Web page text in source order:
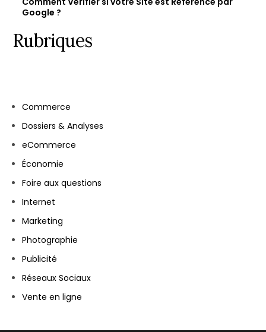
Google ?
Rubriques
Commerce
Dossiers & Analyses
eCommerce
Économie
Foire aux questions
Internet
Marketing
Photographie
Publicité
Réseaux Sociaux
Vente en ligne